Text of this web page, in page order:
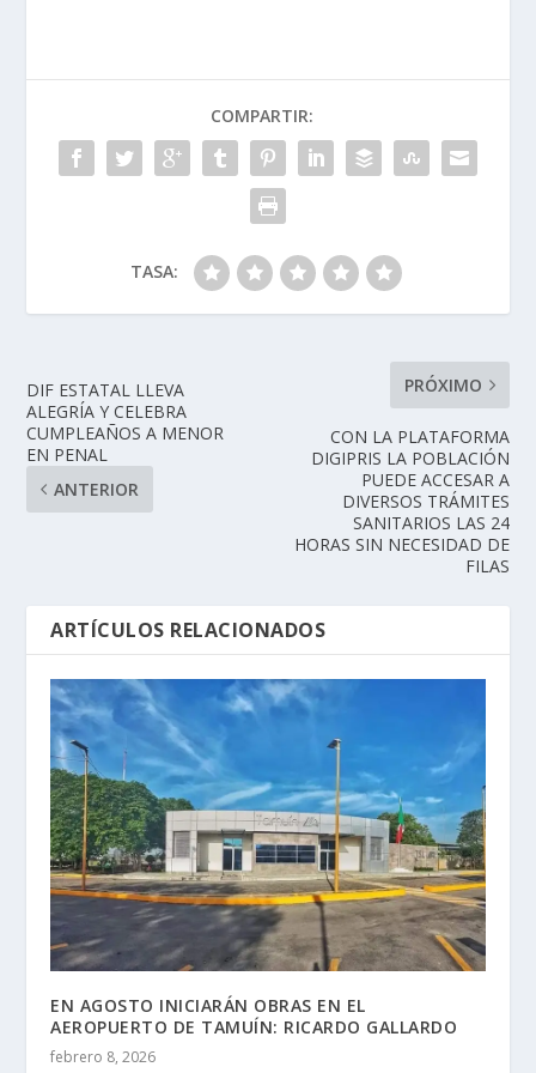
COMPARTIR:
TASA:
DIF ESTATAL LLEVA
ALEGRÍA Y CELEBRA
CUMPLEAÑOS A MENOR
EN PENAL
ANTERIOR
PRÓXIMO
CON LA PLATAFORMA
DIGIPRIS LA POBLACIÓN
PUEDE ACCESAR A
DIVERSOS TRÁMITES
SANITARIOS LAS 24
HORAS SIN NECESIDAD DE
FILAS
ARTÍCULOS RELACIONADOS
EN AGOSTO INICIARÁN OBRAS EN EL
AEROPUERTO DE TAMUÍN: RICARDO GALLARDO
febrero 8, 2026